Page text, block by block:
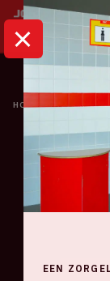
HOME KALENDER
EEN